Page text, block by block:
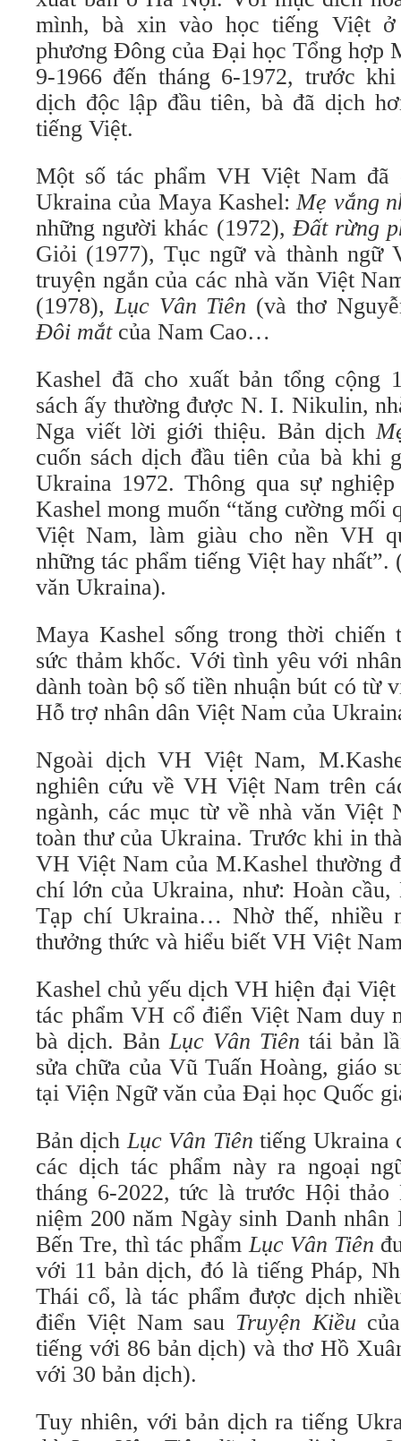
mình, bà xin vào học tiếng Việt
phương Đông của Đại học Tổng hợp
9-1966 đến tháng 6-1972, trước
dịch độc lập đầu tiên, bà đã dịch
tiếng Việt.
Một số tác phẩm VH Việt Nam đã
Ukraina của Maya Kashel:Mẹ vắng
những người khác (1972),Đất rừng
Giỏi (1977), Tục ngữ và thành ngữ
truyện ngắn của các nhà văn Việt
(1978),Lục Vân Tiên (và thơ
Đôi mắt của Nam Cao…
Kashel đã cho xuất bản tổng cộng
sách ấy thường được N. I. Nikulin,
Nga viết lời giới thiệu. Bản dịch
cuốn sách dịch đầu tiên của bà khi
Ukraina 1972. Thông qua sự
Kashel mong muốn “tăng cường mối
Việt Nam, làm giàu cho nền VH
những tác phẩm tiếng Việt hay
văn Ukraina).
Maya Kashel sống trong thời chiến
sức thảm khốc. Với tình yêu với
dành toàn bộ số tiền nhuận bút có từ
Hỗ trợ nhân dân Việt Nam của
Ngoài dịch VH Việt Nam,
nghiên cứu về VH Việt Nam trên
ngành, các mục từ về nhà văn Việt
toàn thư của Ukraina. Trước khi in
VH Việt Nam của M.Kashel thường
chí lớn của Ukraina, như: Hoàn
Tạp chí Ukraina… Nhờ thế, nhiều
thưởng thức và hiểu biết VH Việt
Kashel chủ yếu dịch VH hiện đại
tác phẩm VH cổ điển Việt Nam duy
bà dịch. BảnLục Vân Tiên tái bản
sửa chữa của Vũ Tuấn Hoàng, giáo
tại Viện Ngữ văn của Đại học Quốc
Bản dịchLục Vân Tiên tiếng Ukraina
các dịch tác phẩm này ra ngoại
tháng 6-2022, tức là trước Hội
niệm 200 năm Ngày sinh Danh
Bến Tre, thì tác phẩmLục Vân Tiên
với 11 bản dịch, đó là tiếng Pháp,
Thái cổ, là tác phẩm được dịch
điển Việt Nam sau Truyện Kiều
tiếng với 86 bản dịch) và thơ Hồ
với 30 bản dịch).
Tuy nhiên, với bản dịch ra tiếng